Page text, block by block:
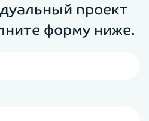
проект
форму ниже.